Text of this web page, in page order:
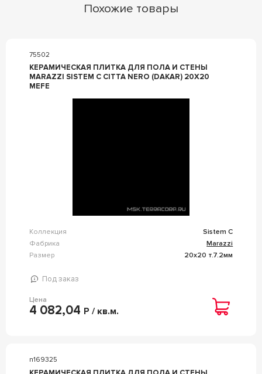
Похожие товары
75502
КЕРАМИЧЕСКАЯ ПЛИТКА ДЛЯ ПОЛА И СТЕНЫ
MARAZZI SISTEM C CITTA NERO (DAKAR) 20X20
MEFE
Коллекция
Sistem C
Фабрика
Marazzi
Размер
20x20 т.7.2мм
Под заказ
Цена
4 082,04 Р / кв.м.
n169325